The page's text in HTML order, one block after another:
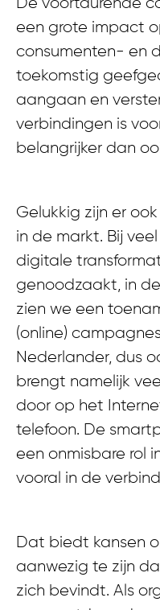
De voortdurende
een grote impact
consumenten- en
toekomstig
aangaan en
verbindingen is
belangrijker dan
Gelukkig zijn er
in de markt. Bij
digitale
genoodzaakt, in
zien we een
(online)
Nederlander, dus
brengt namelijk
door op het
telefoon. De
een onmisbare rol
vooral in de
Dat biedt kansen
aanwezig te zijn
zich bevindt. Als